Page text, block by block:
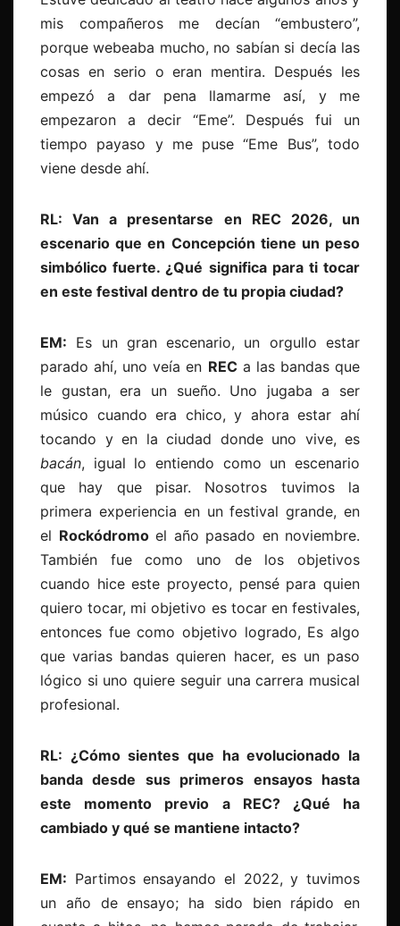
mis compañeros me decían “embustero”,
porque webeaba mucho, no sabían si decía las
cosas en serio o eran mentira. Después les
empezó a dar pena llamarme así, y me
empezaron a decir “Eme”. Después fui un
tiempo payaso y me puse “Eme Bus”, todo
viene desde ahí.
RL: Van a presentarse en REC 2026, un
escenario que en Concepción tiene un peso
simbólico fuerte. ¿Qué significa para ti tocar
en este festival dentro de tu propia ciudad?
EM: Es un gran escenario, un orgullo estar
parado ahí, uno veía en RECa las bandas que
le gustan, era un sueño. Uno jugaba a ser
músico cuando era chico, y ahora estar ahí
tocando y en la ciudad donde uno vive, es
bacán, igual lo entiendo como un escenario
que hay que pisar. Nosotros tuvimos la
primera experiencia en un festival grande, en
el Rockódromoel año pasado en noviembre.
También fue como uno de los objetivos
cuando hice este proyecto, pensé para quien
quiero tocar, mi objetivo es tocar en festivales,
entonces fue como objetivo logrado, Es algo
que varias bandas quieren hacer, es un paso
lógico si uno quiere seguir una carrera musical
profesional.
RL: ¿Cómo sientes que ha evolucionado la
banda desde sus primeros ensayos hasta
este momento previo a REC? ¿Qué ha
cambiado y qué se mantiene intacto?
EM: Partimos ensayando el 2022, y tuvimos
un año de ensayo; ha sido bien rápido en